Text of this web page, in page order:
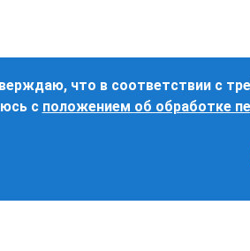
что в соответствии с
с положением об обработке